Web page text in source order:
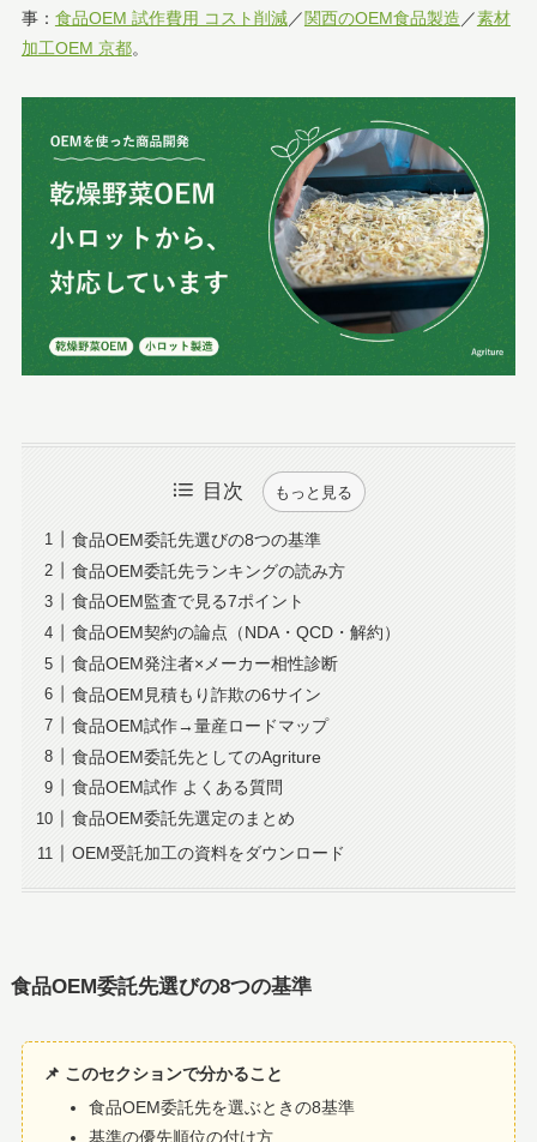
事： 食品OEM 試作費用 コスト削減／関西のOEM食品製造／素材
加工OEM 京都。
目次 もっと見る
食品OEM委託先選びの8つの基準
食品OEM委託先ランキングの読み方
食品OEM監査で見る7ポイント
食品OEM契約の論点（NDA・QCD・解約）
食品OEM発注者×メーカー相性診断
食品OEM見積もり詐欺の6サイン
食品OEM試作→量産ロードマップ
食品OEM委託先としてのAgriture
食品OEM試作 よくある質問
食品OEM委託先選定のまとめ
OEM受託加工の資料をダウンロード
食品OEM委託先選びの8つの基準
📌 このセクションで分かること
食品OEM委託先を選ぶときの8基準
基準の優先順位の付け方